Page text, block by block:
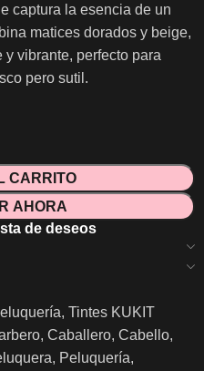
captura la esencia de un
matices dorados y beige,
vibrante, perfecto para
pero sutil.
CARRITO
AHORA
de deseos
, Tintes KUKIT
, Caballero, Cabello,
, Peluquería,